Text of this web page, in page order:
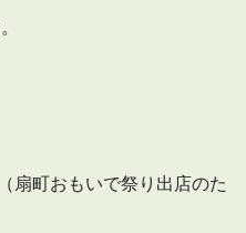
扇町おもいで祭り出店のた